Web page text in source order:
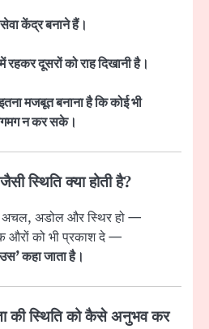
केंद्र बनाने हैं।
दूसरों को राह दिखानी है।
मजबूत बनाना है कि कोई भी
न कर सके।
स्थिति क्या होती है?
अचल, अडोल और स्थिर हो —
औरों को भी प्रकाश दे —
कहा जाता है।
की स्थिति को कैसे अनुभव कर